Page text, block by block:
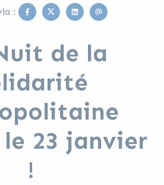
: Facebook
TwitterLinkedinEmail
de la
23 janvier
!